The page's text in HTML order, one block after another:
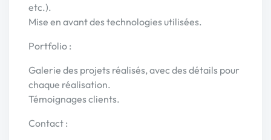
etc.).
Mise en avant des technologies utilisées.
Portfolio :
Galerie des projets réalisés, avec des détails pour
chaque réalisation.
Témoignages clients.
Contact :